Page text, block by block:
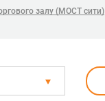
залу (МОСТ сити)